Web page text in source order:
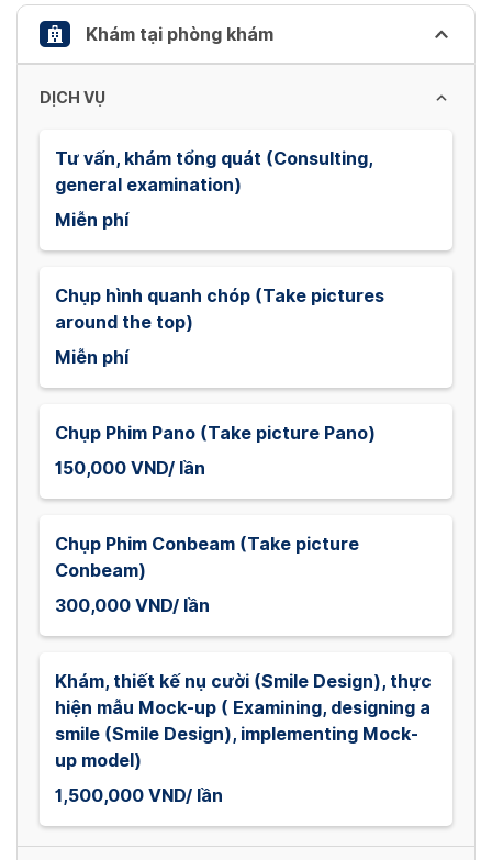
keyboard
shortcuts
changing
Khám tại phòng khám
DỊCH VỤ
Tư vấn, khám tổng quát (Consulting,
general examination)
Miễn phí
Chụp hình quanh chóp (Take pictures
around the top)
Miễn phí
Chụp Phim Pano (Take picture Pano)
150,000 VND/ lần
Chụp Phim Conbeam (Take picture
Conbeam)
300,000 VND/ lần
Khám, thiết kế nụ cười (Smile Design), thực
hiện mẫu Mock-up ( Examining, designing a
smile (Smile Design), implementing Mock-
up model)
1,500,000 VND/ lần